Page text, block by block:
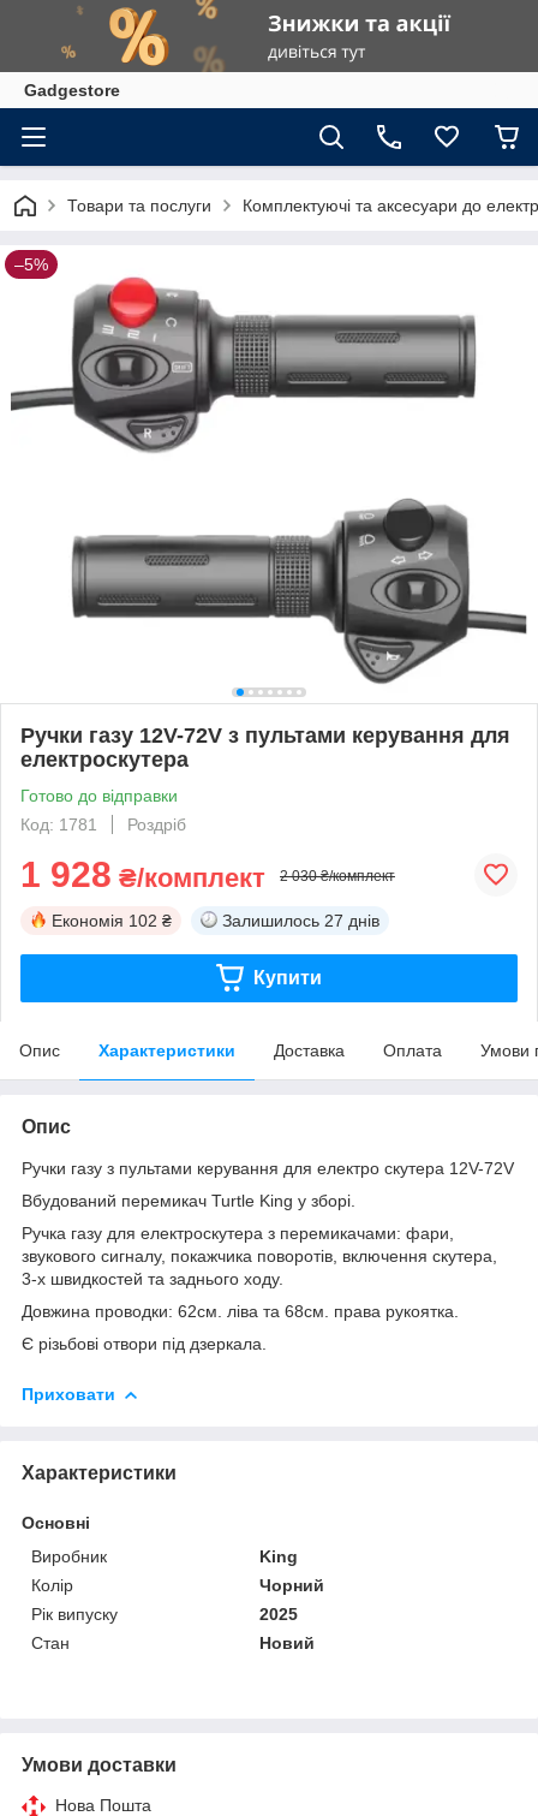
Gadgestore
Товари та послуги Комплектуючі та аксесуари до
–5%
Ручки газу 12V-72V з пультами керування для
електроскутера
Готово до відправки
Код: 1781
Роздріб
1 928 ₴/комплект 2 030 ₴/комплект
Економія 102 ₴ Залишилось 27 днів
Купити
Опис Характеристики Доставка Оплата Умови
Опис
Ручки газу з пультами керування для електро скутера 12V-72V
Вбудований перемикач Turtle King у зборі.
Ручка газу для електроскутера з перемикачами: фари,
звукового сигналу, покажчика поворотів, включення скутера,
3-х швидкостей та заднього ходу.
Довжина проводки: 62см. ліва та 68см. права рукоятка.
Є різьбові отвори під дзеркала.
Приховати
Характеристики
Основні
Виробник
King
Колір
Чорний
Рік випуску
2025
Стан
Новий
Умови доставки
Нова Пошта